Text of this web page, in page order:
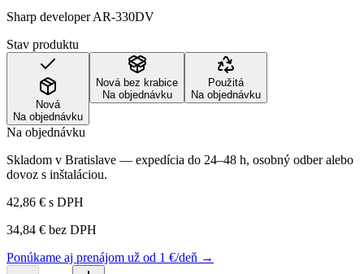
Sharp developer AR-330DV
Stav produktu
Nová
Na objednávku
Nová bez krabice
Na objednávku
Použitá
Na objednávku
Na objednávku
Skladom v Bratislave — expedícia do 24–48 h, osobný odber alebo
dovoz s inštaláciou.
42,86 € s DPH
34,84 € bez DPH
Ponúkame aj prenájom už od 1 €/deň →